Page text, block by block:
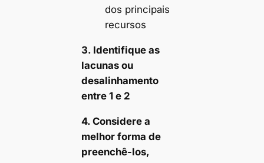
dos principais
recursos
3. Identifique as
lacunas ou
desalinhamento
entre 1 e 2
4. Considere a
melhor forma de
preenchê-los,